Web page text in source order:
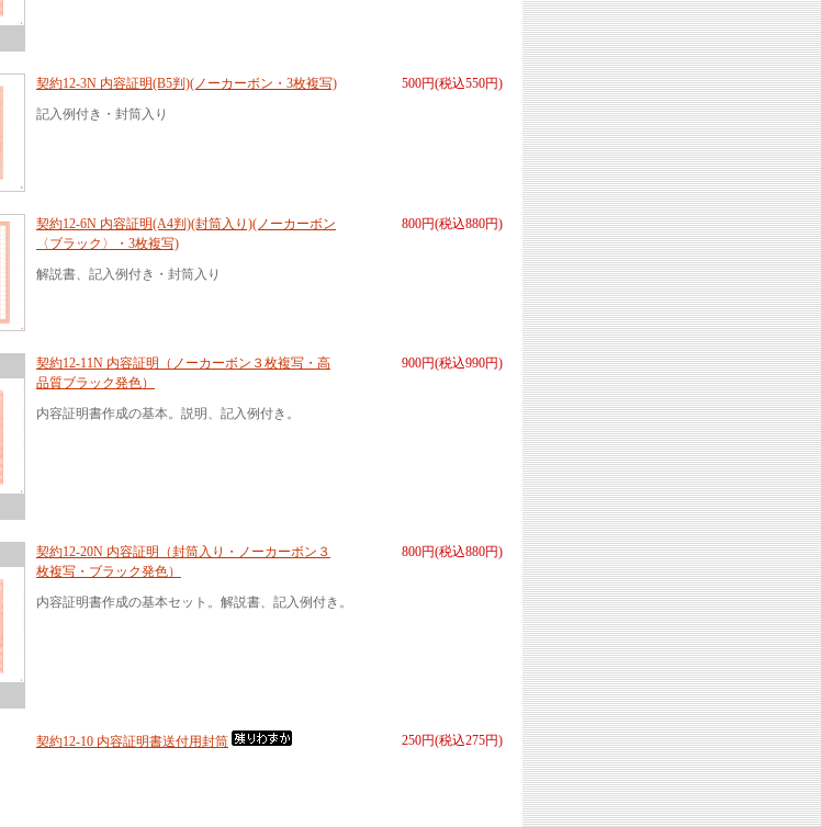
500円(税込550円)
契約12-3N 内容証明(B5判)(ノーカーボン・3枚複写)
記入例付き・封筒入り
800円(税込880円)
契約12-6N 内容証明(A4判)(封筒入り)(ノーカーボン
〈ブラック〉・3枚複写)
解説書、記入例付き・封筒入り
900円(税込990円)
契約12-11N 内容証明（ノーカーボン３枚複写・高
品質ブラック発色）
内容証明書作成の基本。説明、記入例付き。
800円(税込880円)
契約12-20N 内容証明（封筒入り・ノーカーボン３
枚複写・ブラック発色）
内容証明書作成の基本セット。解説書、記入例付き。
250円(税込275円)
契約12-10 内容証明書送付用封筒